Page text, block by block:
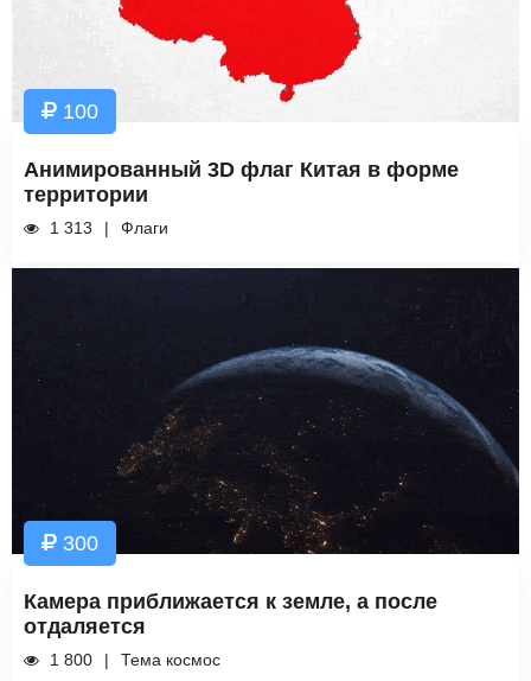
100
Анимированный 3D флаг Китая в форме
территории
1 313 Флаги
300
Камера приближается к земле, а после
отдаляется
1 800 Тема космос